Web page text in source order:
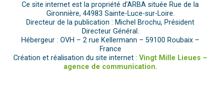
Ce site internet est la propriété d’ARBA située Rue de la
Gironnière, 44983 Sainte-Luce-sur-Loire.
Directeur de la publication : Michel Brochu, Président
Directeur Général.
Hébergeur : OVH – 2 rue Kellermann – 59100 Roubaix –
France
Création et réalisation du site internet :Vingt Mille Lieues –
agence de communication.